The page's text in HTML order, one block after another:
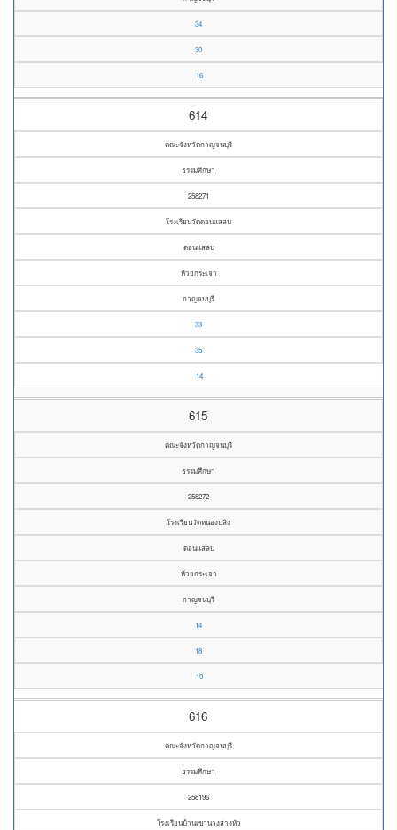
34
30
16
614
คณะจังหวัดกาญจนบุรี
ธรรมศึกษา
258271
โรงเรียนวัดดอนแสลบ
ดอนแสลบ
ห้วยกระเจา
กาญจนบุรี
33
35
14
615
คณะจังหวัดกาญจนบุรี
ธรรมศึกษา
258272
โรงเรียนวัดหนองปลิง
ดอนแสลบ
ห้วยกระเจา
กาญจนบุรี
14
18
19
616
คณะจังหวัดกาญจนบุรี
ธรรมศึกษา
258196
โรงเรียนบ้านเขานางสางหัว